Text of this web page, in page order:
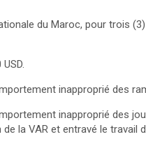
du Maroc, pour trois
inapproprié des
inapproprié des
la VAR et entravé le travail